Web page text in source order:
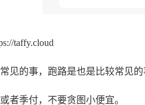
taffy.cloud
见的事，跑路是也是比较常见
者季付，不要贪图小便宜。